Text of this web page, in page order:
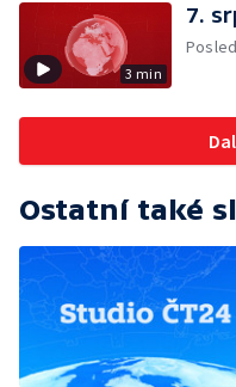
3 min
7.
Ostatní také